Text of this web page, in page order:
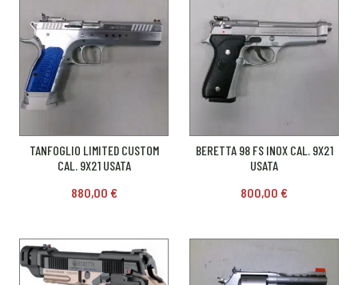
TANFOGLIO LIMITED CUSTOM
CAL. 9X21 USATA
880,00 €
BERETTA 98 FS INOX CAL. 9X21
USATA
800,00 €